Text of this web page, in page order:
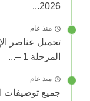
2026...
منذ عام
المرحلة 1 –...
منذ عام
جميع توصيفات